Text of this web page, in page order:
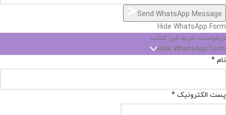
Send WhatsApp Message
Hide WhatsApp Form
درخواست خرید این کتاب
Hide WhatsApp Form
نام *
پست الکترونیک *